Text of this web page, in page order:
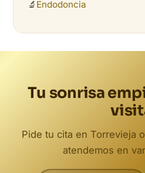
🔬 Endodoncia
Tu sonrisa
Pide tu cita en Torrevieja
atendemos en